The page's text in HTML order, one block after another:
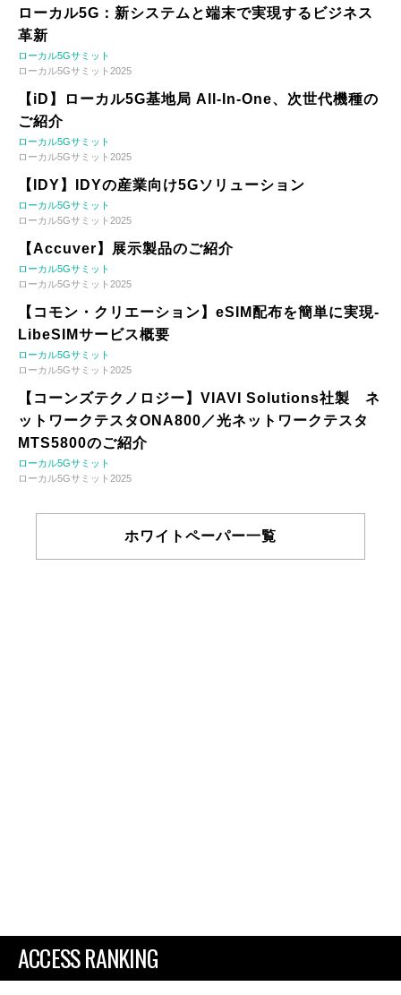
ローカル5G：新システムと端末で実現するビジネス
革新
ローカル5Gサミット
ローカル5Gサミット2025
【iD】ローカル5G基地局 All-In-One、次世代機種の
ご紹介
ローカル5Gサミット
ローカル5Gサミット2025
【IDY】IDYの産業向け5Gソリューション
ローカル5Gサミット
ローカル5Gサミット2025
【Accuver】展示製品のご紹介
ローカル5Gサミット
ローカル5Gサミット2025
【コモン・クリエーション】eSIM配布を簡単に実現-
LibeSIMサービス概要
ローカル5Gサミット
ローカル5Gサミット2025
【コーンズテクノロジー】VIAVI Solutions社製 ネ
ットワークテスタONA800／光ネットワークテスタ
MTS5800のご紹介
ローカル5Gサミット
ローカル5Gサミット2025
ホワイトペーパー一覧
ACCESS RANKING